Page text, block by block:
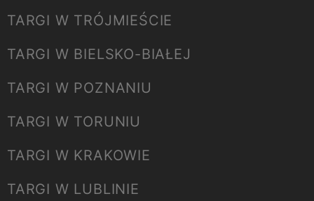
TARGI W TRÓJMIEŚCIE
TARGI W BIELSKO-BIAŁEJ
TARGI W POZNANIU
TARGI W TORUNIU
TARGI W KRAKOWIE
TARGI W LUBLINIE